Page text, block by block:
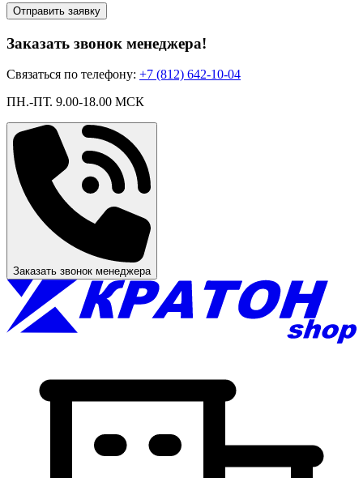
Отправить заявку
Заказать звонок менеджера!
Связаться по телефону: +7 (812) 642-10-04
ПН.-ПТ. 9.00-18.00 МСК
Заказать звонок менеджера